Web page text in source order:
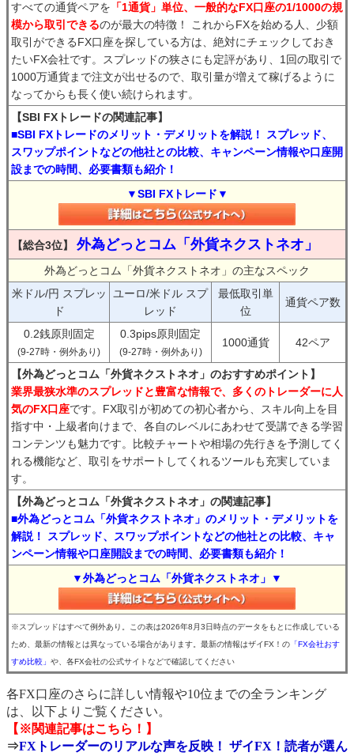
すべての通貨ペアを 「1通貨」単位、一般的なFX口座の1/1000の規
模から取引できるのが最大の特徴！ これからFXを始める人、少額
取引ができるFX口座を探している方は、絶対にチェックしておき
たいFX会社です。スプレッドの狭さにも定評があり、1回の取引で
1000万通貨まで注文が出せるので、取引量が増えて稼げるように
なってからも長く使い続けられます。
【SBI FXトレードの関連記事】
■SBI FXトレードのメリット・デメリットを解説！ スプレッド、
スワップポイントなどの他社との比較、キャンペーン情報や口座開
設までの時間、必要書類も紹介！
▼SBI FXトレード▼
【総合3位】 外為どっとコム「外貨ネクストネオ」
外為どっとコム「外貨ネクストネオ」の主なスペック
米ドル/円 スプレッ
ド
ユーロ/米ドル スプ
レッド
最低取引単
位
通貨ペア数
0.2銭原則固定
(9-27時・例外あり)
0.3pips原則固定
(9-27時・例外あり)
1000通貨 42ペア
【外為どっとコム「外貨ネクストネオ」のおすすめポイント】
業界最狭水準のスプレッドと豊富な情報で、多くのトレーダーに人
気のFX口座です。FX取引が初めての初心者から、スキル向上を目
指す中・上級者向けまで、各自のレベルにあわせて受講できる学習
コンテンツも魅力です。比較チャートや相場の先行きを予測してく
れる機能など、取引をサポートしてくれるツールも充実していま
す。
【外為どっとコム「外貨ネクストネオ」の関連記事】
■外為どっとコム「外貨ネクストネオ」のメリット・デメリットを
解説！ スプレッド、スワップポイントなどの他社との比較、キャ
ンペーン情報や口座開設までの時間、必要書類も紹介！
▼外為どっとコム「外貨ネクストネオ」▼
※スプレッドはすべて例外あり。この表は2026年8月3日時点のデータをもとに作成している
ため、最新の情報とは異なっている場合があります。最新の情報はザイFX！の 「FX会社おす
すめ比較」 や、各FX会社の公式サイトなどで確認してください
各FX口座のさらに詳しい情報や10位までの全ランキング
は、以下よりご覧ください。
【※関連記事はこちら！】
⇒FXトレーダーのリアルな声を反映！ ザイFX！読者が選ん